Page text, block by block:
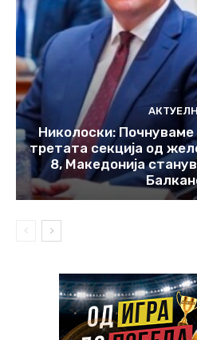
Николоски: Почнуваме
третата секција од
8, Македонија